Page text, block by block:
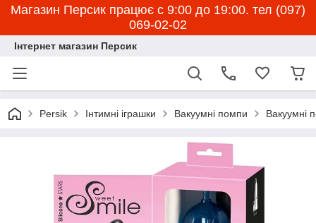
Магазин Персик працює с 9:00 до 19:00. тел (097)
069-02-02
Інтернет магазин Персик
Persik Інтимні іграшки Вакуумні помпи Вакуумні